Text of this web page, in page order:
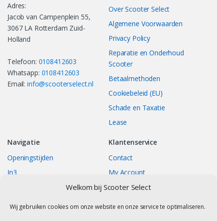
Welkom bij Scooter Select
Wij gebruiken cookies om onze website en onze service te optimaliseren.
Adres:
Jacob van Campenplein 55,
3067 LA Rotterdam Zuid-
Holland
Telefoon: 0108412603
Whatsapp: 0108412603
Email:info@scooterselect.nl
Over Scooter Select
Algemene Voorwaarden
Privacy Policy
Reparatie en Onderhoud
Scooter
Betaalmethoden
Cookiebeleid (EU)
Schade en Taxatie
Lease
Navigatie
Openingstijden
In3
Klantenservice
Contact
My Account
Track your Order